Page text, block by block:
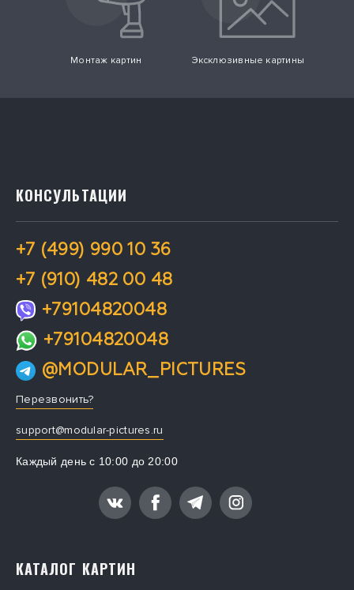
Модули размещают на стене с помощью:
жидких гвоздей;
Монтаж картин Эксклюзивные картины
КАТАЛОГ КАРТИН
КОНСУЛЬТАЦИИ
+7 (499) 990 10 36
+7 (910) 482 00 48
+79104820048
+79104820048
@MODULAR_PICTURES
Перезвонить?
support@modular-pictures.ru
Каждый день с 10:00 до 20:00